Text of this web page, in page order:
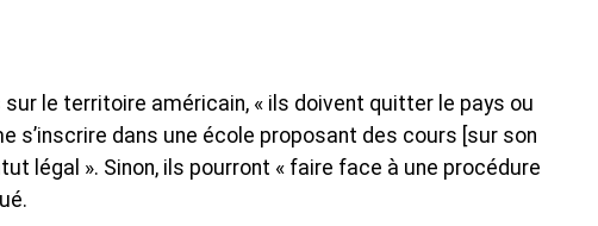
le territoire américain, « ils doivent quitter le pays ou
s’inscrire dans une école proposant des cours [sur son
légal ». Sinon, ils pourront « faire face à une procédure